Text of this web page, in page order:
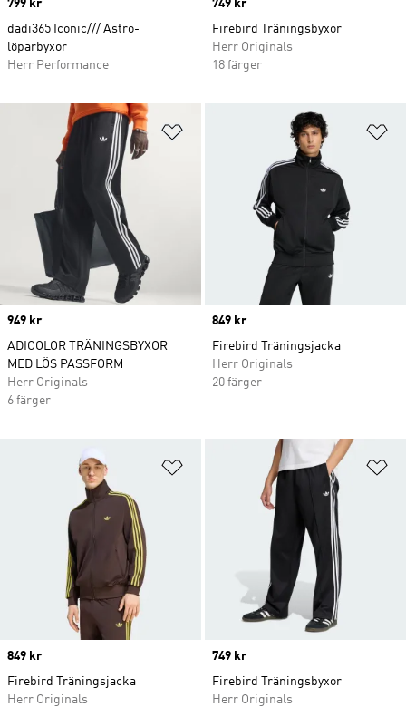
Price
799 kr
dadi365 Iconic/// Astro-
löparbyxor
Herr Performance
Price
749 kr
Firebird Träningsbyxor
Herr Originals
18 färger
Lägg till på önskelistan
Price
949 kr
ADICOLOR TRÄNINGSBYXOR
MED LÖS PASSFORM
Herr Originals
6 färger
Price
849 kr
Firebird Träningsjacka
Herr Originals
20 färger
Lägg till på önskelistan
Price
849 kr
Firebird Träningsjacka
Herr Originals
Price
749 kr
Firebird Träningsbyxor
Herr Originals